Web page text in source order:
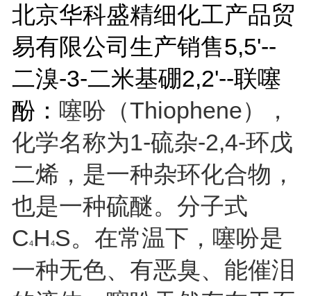
北京华科盛精细化工产品贸
易有限公司生产销售5,5'--
二溴-3-二米基硼2,2'--联噻
酚： 噻吩（Thiophene），
化学名称为1-硫杂-2,4-环戊
二烯，是一种杂环化合物，
也是一种硫醚。分子式
C4H 4S。在常温下，噻吩是
一种无色、有恶臭、能催泪